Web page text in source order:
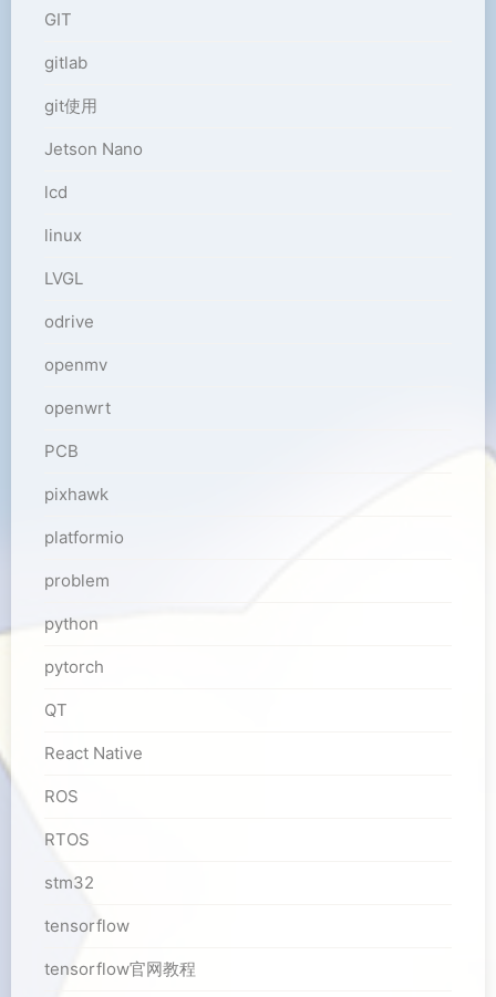
GIT
gitlab
git使用
Jetson Nano
lcd
linux
LVGL
odrive
openmv
openwrt
PCB
pixhawk
platformio
problem
python
pytorch
QT
React Native
ROS
RTOS
stm32
tensorflow
tensorflow官网教程